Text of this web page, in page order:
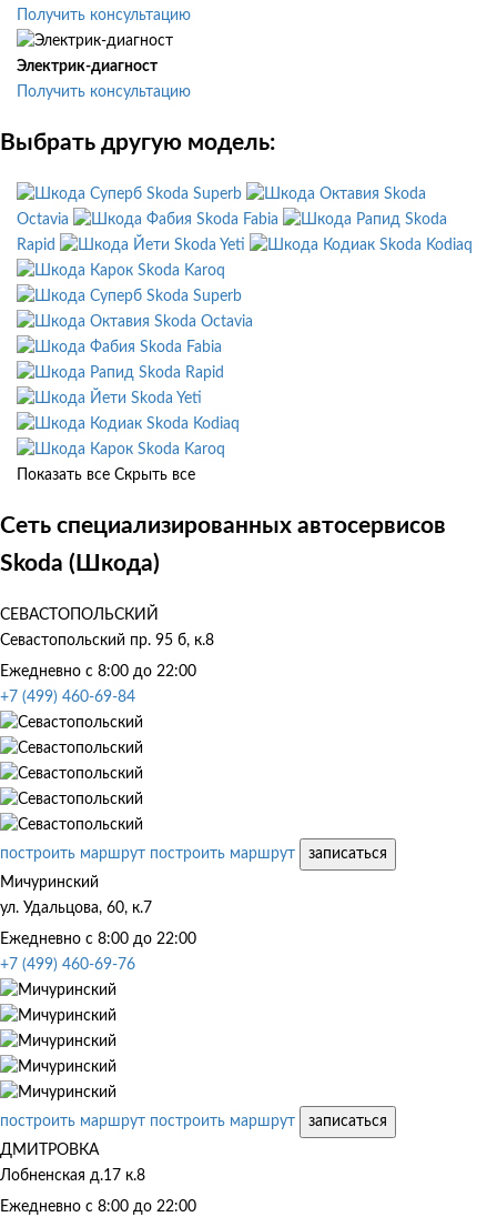
Получить консультацию
Электрик-диагност
Получить консультацию
Выбрать другую модель:
Skoda Superb
Skoda
Octavia
Skoda Fabia
Skoda
Rapid
Skoda Yeti
Skoda Kodiaq
Skoda Karoq
Skoda Superb
Skoda Octavia
Skoda Fabia
Skoda Rapid
Skoda Yeti
Skoda Kodiaq
Skoda Karoq
Показать все Скрыть все
Сеть специализированных автосервисов
Skoda (Шкода)
СЕВАСТОПОЛЬСКИЙ
Севастопольский пр. 95 б, к.8
Ежедневно с 8:00 до 22:00
+7 (499) 460-69-84
построить маршрут построить маршрут
записаться
Мичуринский
ул. Удальцова, 60, к.7
Ежедневно с 8:00 до 22:00
+7 (499) 460-69-76
построить маршрут построить маршрут
записаться
ДМИТРОВКА
Лобненская д.17 к.8
Ежедневно с 8:00 до 22:00